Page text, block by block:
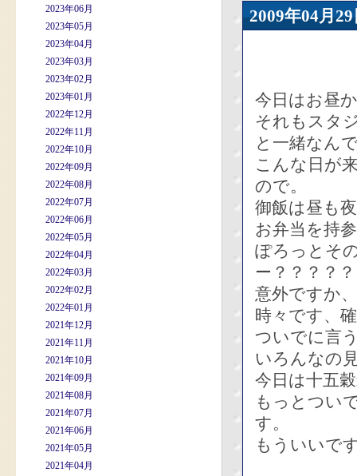
2023年06月
2023年05月
2023年04月
2023年03月
2023年02月
2023年01月
2022年12月
2022年11月
2022年10月
2022年09月
2022年08月
2022年07月
2022年06月
2022年05月
2022年04月
2022年03月
2022年02月
2022年01月
2021年12月
2021年11月
2021年10月
2021年09月
2021年08月
2021年07月
2021年06月
2021年05月
2021年04月
2009年04
今日はお昼
それもスタ
と一緒なん
こんな日が
ので。
御飯は昼も
お弁当を持
ぽろっとそ
ー？？？？
意外ですか
時々です、
ついでに言
いろんなの
今日は十五
もっとつい
す。
もういいで